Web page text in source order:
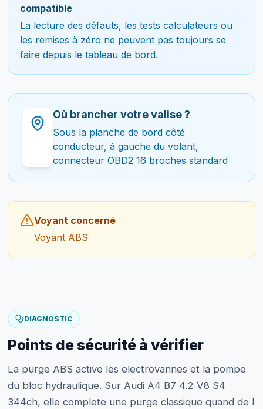
compatible
La lecture des défauts, les tests calculateurs ou
les remises à zéro ne peuvent pas toujours se
faire depuis le tableau de bord.
Où brancher votre valise ?
Sous la planche de bord côté
conducteur, à gauche du volant,
connecteur OBD2 16 broches standard
Voyant concerné
Voyant ABS
DIAGNOSTIC
Points de sécurité à vérifier
La purge ABS active les electrovannes et la pompe
du bloc hydraulique. Sur Audi A4 B7 4.2 V8 S4
344ch, elle complete une purge classique quand de l